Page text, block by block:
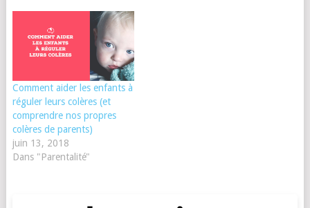
Comment aider les enfants à
réguler leurs colères (et
comprendre nos propres
colères de parents)
juin 13, 2018
Dans "Parentalité"